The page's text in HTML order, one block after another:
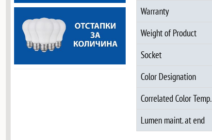
Warranty
Weight of Product
Socket
Color Designation
Correlated Color Temp.
Lumen maint. at end